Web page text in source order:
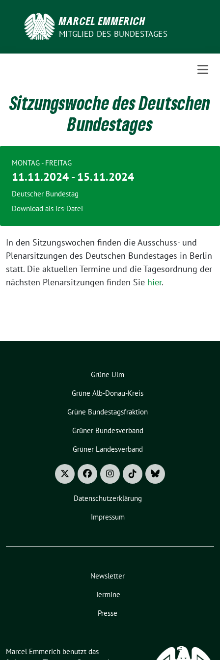
MARCEL EMMERICH
MITGLIED DES BUNDESTAGES
Sitzungswoche des Deutschen
Bundestages
In den Sitzungswochen finden die Ausschuss- und
Plenarsitzungen des Deutschen Bundestages in Berlin
statt. Die aktuellen Termine und die Tagesordnung der
nächsten Plenarsitzungen finden Sie hier.
MONTAG - FREITAG
11.11.2024 - 15.11.2024
Deutscher Bundestag
Download als ics-Datei
Grüne Ulm
Grüne Alb-Donau-Kreis
Grüne Bundestagsfraktion
Grüner Bundesverband
Grüner Landesverband
Datenschutzerklärung
Impressum
Newsletter
Termine
Presse
Marcel Emmerich benutzt das